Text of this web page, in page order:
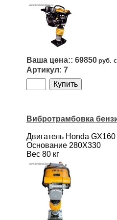
69850
7
Вибротрамбовка
Двигатель Honda GX160
Основание 280Х330
Вес 80 кг